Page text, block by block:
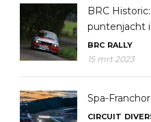
BRC
puntenjacht
BRC RALLY
15 mrt 2023
Spa-
CIRCUIT